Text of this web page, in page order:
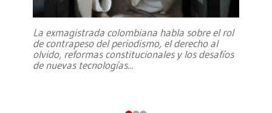
La exmagistrada colombiana habla sobre el rol
de contrapeso del periodismo, el derecho al
olvido, reformas constitucionales y los desafíos
de nuevas tecnologías...